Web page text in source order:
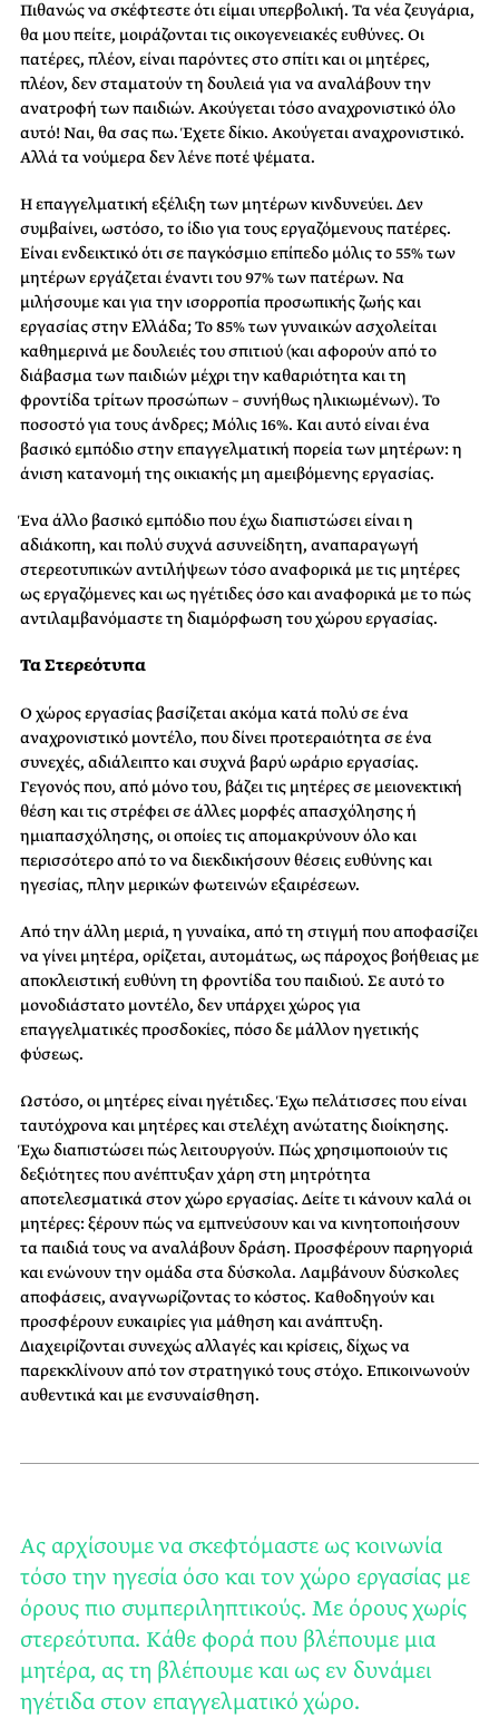
Πιθανώς να σκέφτεστε ότι είμαι υπερβολική. Τα νέα ζευγάρια,
θα μου πείτε, μοιράζονται τις οικογενειακές ευθύνες. Οι
πατέρες, πλέον, είναι παρόντες στο σπίτι και οι μητέρες,
πλέον, δεν σταματούν τη δουλειά για να αναλάβουν την
ανατροφή των παιδιών. Ακούγεται τόσο αναχρονιστικό όλο
αυτό! Ναι, θα σας πω. Έχετε δίκιο. Ακούγεται αναχρονιστικό.
Αλλά τα νούμερα δεν λένε ποτέ ψέματα.
Η επαγγελματική εξέλιξη των μητέρων κινδυνεύει. Δεν
συμβαίνει, ωστόσο, το ίδιο για τους εργαζόμενους πατέρες.
Είναι ενδεικτικό ότι σε παγκόσμιο επίπεδο μόλις το 55% των
μητέρων εργάζεται έναντι του 97% των πατέρων. Να
μιλήσουμε και για την ισορροπία προσωπικής ζωής και
εργασίας στην Ελλάδα; Το 85% των γυναικών ασχολείται
καθημερινά με δουλειές του σπιτιού (και αφορούν από το
διάβασμα των παιδιών μέχρι την καθαριότητα και τη
φροντίδα τρίτων προσώπων – συνήθως ηλικιωμένων). Το
ποσοστό για τους άνδρες; Μόλις 16%. Και αυτό είναι ένα
βασικό εμπόδιο στην επαγγελματική πορεία των μητέρων: η
άνιση κατανομή της οικιακής μη αμειβόμενης εργασίας.
Ένα άλλο βασικό εμπόδιο που έχω διαπιστώσει είναι η
αδιάκοπη, και πολύ συχνά ασυνείδητη, αναπαραγωγή
στερεοτυπικών αντιλήψεων τόσο αναφορικά με τις μητέρες
ως εργαζόμενες και ως ηγέτιδες όσο και αναφορικά με το πώς
αντιλαμβανόμαστε τη διαμόρφωση του χώρου εργασίας.
Τα Στερεότυπα
Ο χώρος εργασίας βασίζεται ακόμα κατά πολύ σε ένα
αναχρονιστικό μοντέλο, που δίνει προτεραιότητα σε ένα
συνεχές, αδιάλειπτο και συχνά βαρύ ωράριο εργασίας.
Γεγονός που, από μόνο του, βάζει τις μητέρες σε μειονεκτική
θέση και τις στρέφει σε άλλες μορφές απασχόλησης ή
ημιαπασχόλησης, οι οποίες τις απομακρύνουν όλο και
περισσότερο από το να διεκδικήσουν θέσεις ευθύνης και
ηγεσίας, πλην μερικών φωτεινών εξαιρέσεων.
Από την άλλη μεριά, η γυναίκα, από τη στιγμή που αποφασίζει
να γίνει μητέρα, ορίζεται, αυτομάτως, ως πάροχος βοήθειας με
αποκλειστική ευθύνη τη φροντίδα του παιδιού. Σε αυτό το
μονοδιάστατο μοντέλο, δεν υπάρχει χώρος για
επαγγελματικές προσδοκίες, πόσο δε μάλλον ηγετικής
φύσεως.
Ωστόσο, οι μητέρες είναι ηγέτιδες. Έχω πελάτισσες που είναι
ταυτόχρονα και μητέρες και στελέχη ανώτατης διοίκησης.
Έχω διαπιστώσει πώς λειτουργούν. Πώς χρησιμοποιούν τις
δεξιότητες που ανέπτυξαν χάρη στη μητρότητα
αποτελεσματικά στον χώρο εργασίας. Δείτε τι κάνουν καλά οι
μητέρες: ξέρουν πώς να εμπνεύσουν και να κινητοποιήσουν
τα παιδιά τους να αναλάβουν δράση. Προσφέρουν παρηγοριά
και ενώνουν την ομάδα στα δύσκολα. Λαμβάνουν δύσκολες
αποφάσεις, αναγνωρίζοντας το κόστος. Καθοδηγούν και
προσφέρουν ευκαιρίες για μάθηση και ανάπτυξη.
Διαχειρίζονται συνεχώς αλλαγές και κρίσεις, δίχως να
παρεκκλίνουν από τον στρατηγικό τους στόχο. Επικοινωνούν
αυθεντικά και με ενσυναίσθηση.
Ας αρχίσουμε να σκεφτόμαστε ως κοινωνία
τόσο την ηγεσία όσο και τον χώρο εργασίας με
όρους πιο συμπεριληπτικούς. Με όρους χωρίς
στερεότυπα. Κάθε φορά που βλέπουμε μια
μητέρα, ας τη βλέπουμε και ως εν δυνάμει
ηγέτιδα στον επαγγελματικό χώρο.